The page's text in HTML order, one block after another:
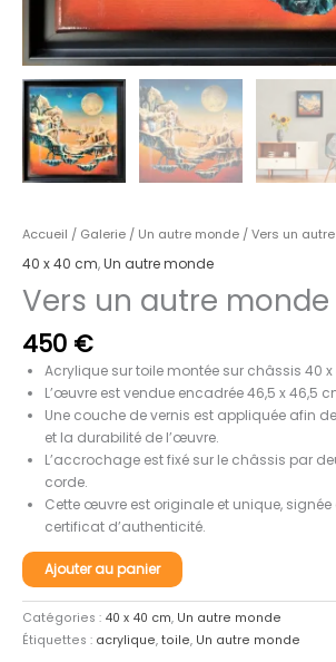
Accueil / Galerie / Un autre monde / Vers un
40 x 40 cm,Un autre monde
Vers un autre monde
450 €
Acrylique sur toile montée sur châssis 40
L’œuvre est vendue encadrée 46,5 x 46,5
Une couche de vernis est appliquée afin
et la durabilité de l’œuvre.
L’accrochage est fixé sur le châssis par
corde.
Cette œuvre est originale et unique, signée
certificat d’authenticité.
quantité
de
Vers
un
autre
Ajouter au panier
Catégories : 40 x 40 cm, Un autre monde
Étiquettes : acrylique, toile, Un autre monde